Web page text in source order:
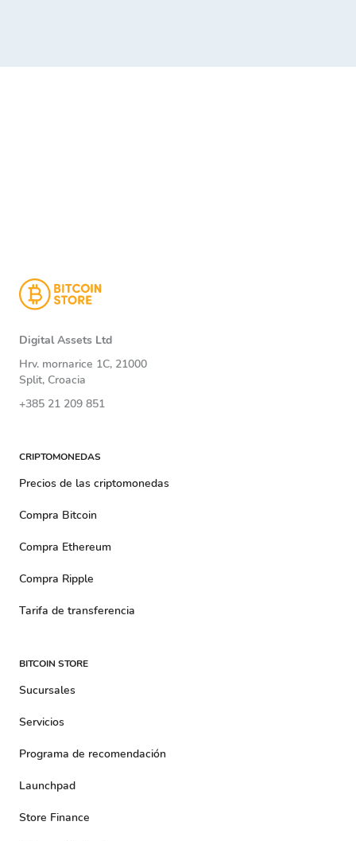
Digital Assets Ltd
Hrv. mornarice 1C, 21000
Split, Croacia
+385 21 209 851
CRIPTOMONEDAS
Precios de las criptomonedas
Compra Bitcoin
Compra Ethereum
Compra Ripple
Tarifa de transferencia
BITCOIN STORE
Sucursales
Servicios
Programa de recomendación
Launchpad
Store Finance